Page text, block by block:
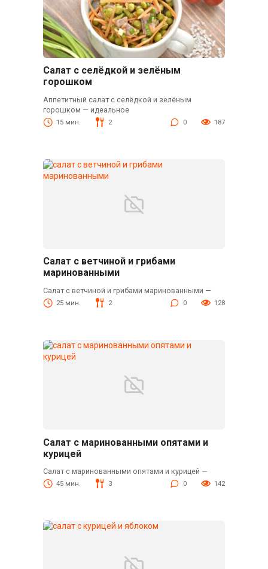
Салат с селёдкой и зелёным
горошком
Аппетитный салат с селёдкой и зелёным
горошком — идеальное
15 мин. 2 0 187
Салат с ветчиной и грибами
маринованными
Салат с ветчиной и грибами маринованными —
25 мин. 2 0 128
Салат с маринованными опятами и
курицей
Салат с маринованными опятами и курицей —
45 мин. 3 0 142